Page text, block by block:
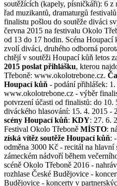
soutěžících (kapely, písničkáři): 6
řad muzikantů, dramaturgů
finalistu pošlou do soutěže diváci
června 2015 na festivalu Okolo
od 13 do 17 hodin. Scéna Houpací
zvolí diváci, druhého odborná
chtějí v soutěži Houpací kůň letos
2015 poslat přihlášku, kterou
Třeboně: www.okolotrebone.cz.
Houpací kůň - podání přihlášek:
www.okolotrebone.cz - výběr
potvrzení účasti od finalistů: do
diváckého hlasování: 15. 4. 2015 -
scény Houpací kůň: KDY: 27. 6.
Festival Okolo Třeboně MÍSTO:
získá vítěz soutěže Houpací kůň:
odměna 3000 Kč - recitál na hlavní
zámeckém nádvoří během
scéně Okolo Třeboně 2016 -
rozhlase České Budějovice -
Budějovice - koncerty v